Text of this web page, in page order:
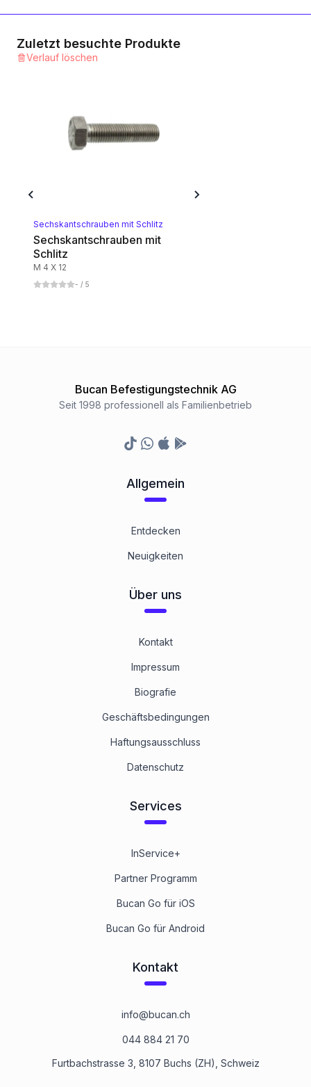
Mit metrischem Feingewinde
Sechskant-Schneidschrauben
Kategorie
Zuletzt besuchte Produkte
Verlauf löschen
Sechskantschrauben mit Schlitz
Sechskantschrauben mit
Schlitz
M 4 X 12
- / 5
Bucan Befestigungstechnik AG
Seit 1998 professionell als Familienbetrieb
TikTokWhatsapp
Appstore
Google Play Store
Allgemein
Entdecken
Neuigkeiten
Über uns
Kontakt
Impressum
Biografie
Geschäftsbedingungen
Haftungsausschluss
Datenschutz
Services
InService+
Partner Programm
Bucan Go für iOS
Bucan Go für Android
Kontakt
info@bucan.ch
044 884 21 70
Furtbachstrasse 3, 8107 Buchs (ZH), Schweiz